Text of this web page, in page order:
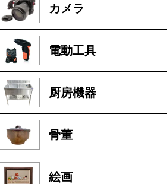
カメラ
電動工具
厨房機器
骨董
絵画